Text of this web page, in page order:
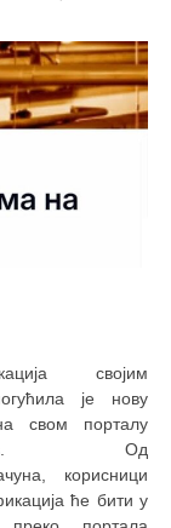
својим
је нову
свом порталу
Од
корисници
ће бити у